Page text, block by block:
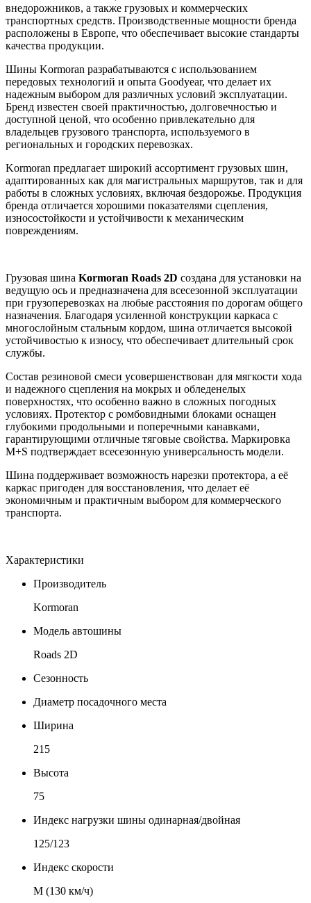
внедорожников, а также грузовых и коммерческих
транспортных средств. Производственные мощности бренда
расположены в Европе, что обеспечивает высокие стандарты
качества продукции.
Шины Kormoran разрабатываются с использованием
передовых технологий и опыта Goodyear, что делает их
надежным выбором для различных условий эксплуатации.
Бренд известен своей практичностью, долговечностью и
доступной ценой, что особенно привлекательно для
владельцев грузового транспорта, используемого в
региональных и городских перевозках.
Kormoran предлагает широкий ассортимент грузовых шин,
адаптированных как для магистральных маршрутов, так и для
работы в сложных условиях, включая бездорожье. Продукция
бренда отличается хорошими показателями сцепления,
износостойкости и устойчивости к механическим
повреждениям.
Грузовая шина Kormoran Roads 2D создана для установки на
ведущую ось и предназначена для всесезонной эксплуатации
при грузоперевозках на любые расстояния по дорогам общего
назначения. Благодаря усиленной конструкции каркаса с
многослойным стальным кордом, шина отличается высокой
устойчивостью к износу, что обеспечивает длительный срок
службы.
Состав резиновой смеси усовершенствован для мягкости хода
и надежного сцепления на мокрых и обледенелых
поверхностях, что особенно важно в сложных погодных
условиях. Протектор с ромбовидными блоками оснащен
глубокими продольными и поперечными канавками,
гарантирующими отличные тяговые свойства. Маркировка
M+S подтверждает всесезонную универсальность модели.
Шина поддерживает возможность нарезки протектора, а её
каркас пригоден для восстановления, что делает её
экономичным и практичным выбором для коммерческого
транспорта.
Характеристики
Производитель
Kormoran
Модель автошины
Roads 2D
Сезонность
Диаметр посадочного места
Ширина
215
Высота
75
Индекс нагрузки шины одинарная/двойная
125/123
Индекс скорости
М (130 км/ч)